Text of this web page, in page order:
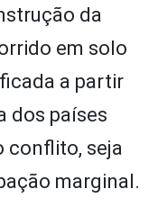
da
em solo
a partir
dos países
conflito, seja
marginal.